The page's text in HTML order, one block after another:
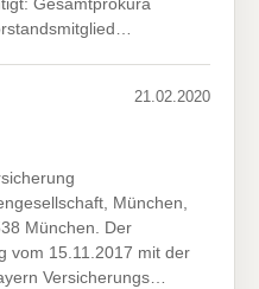
21.02.2020
München,
München. Der
vom 15.11.2017 mit der
Versicherungs…